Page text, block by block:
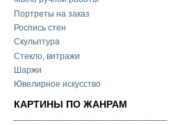
Портреты на заказ
Роспись стен
Скульптура
Стекло, витражи
Шаржи
Ювелирное искусство
КАРТИНЫ ПО ЖАНРАМ